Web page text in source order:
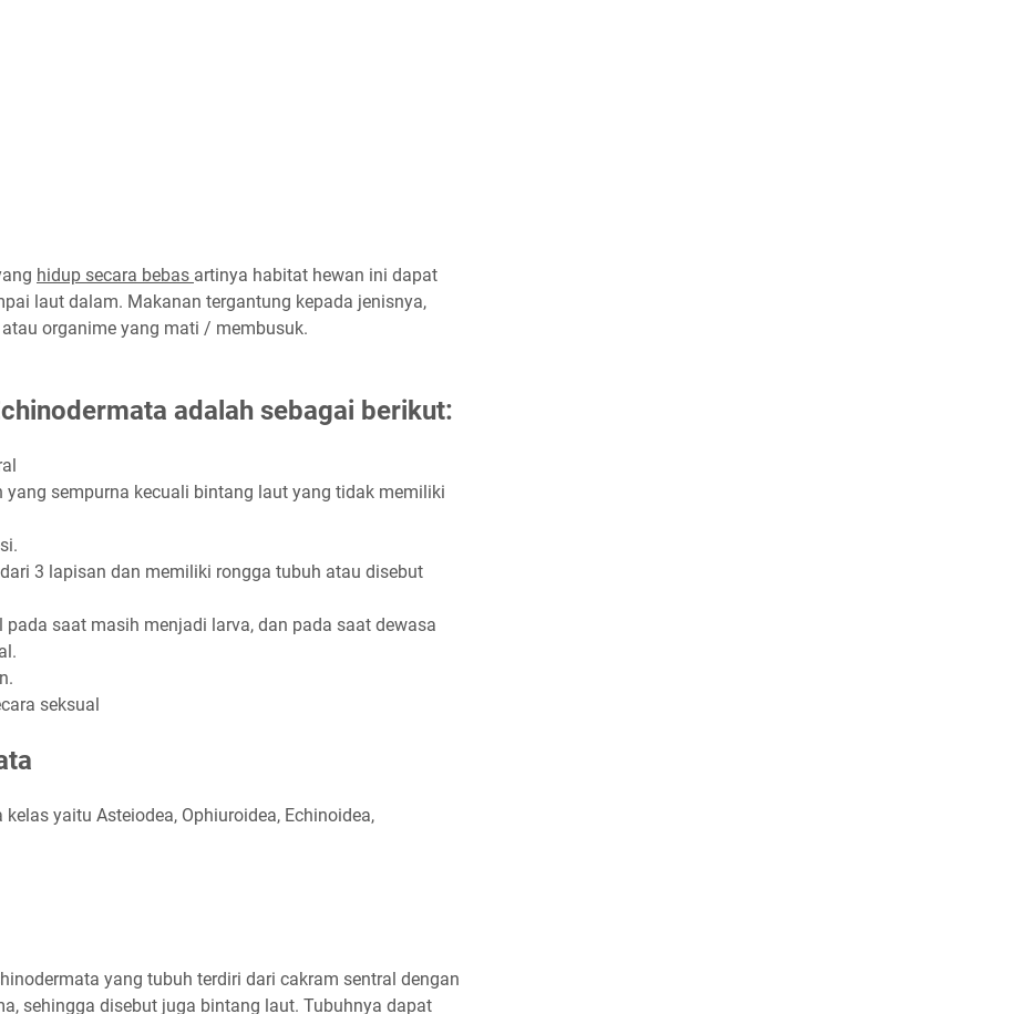
hidup secara bebas artinya habitat hewan ini dapat
laut dalam. Makanan tergantung kepada jenisnya,
organime yang mati / membusuk.
adalah sebagai berikut:
yang sempurna kecuali bintang laut yang tidak memiliki
3 lapisan dan memiliki rongga tubuh atau disebut
saat masih menjadi larva, dan pada saat dewasa
seksual
yaitu Asteiodea, Ophiuroidea, Echinoidea,
yang tubuh terdiri dari cakram sentral dengan
sehingga disebut juga bintang laut. Tubuhnya dapat